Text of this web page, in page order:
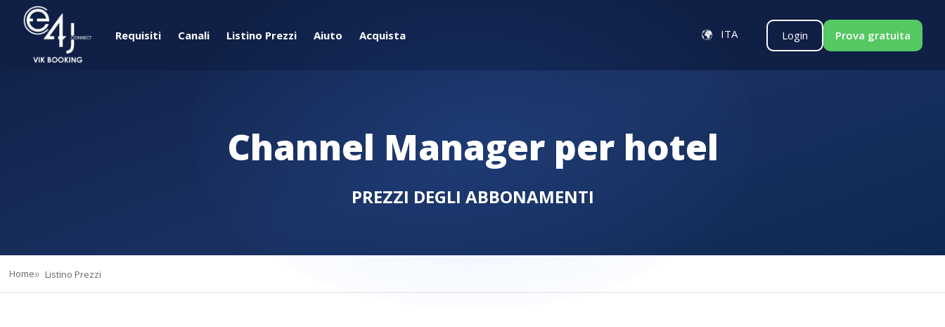
Requisiti Canali Listino Prezzi Aiuto Acquista ITA Login Prova gratuita
Channel Manager per hotel
PREZZI DEGLI ABBONAMENTI
Home Listino Prezzi